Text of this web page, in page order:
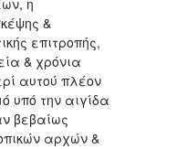
η
&
επιτροπής,
& χρόνια
αυτού πλέον
υπό την αιγίδα
βεβαίως
αρχών &